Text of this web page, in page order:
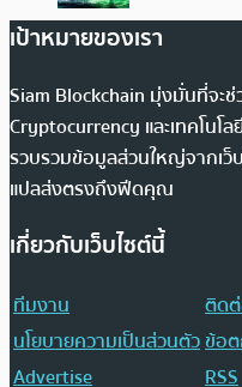
เป้าหมายของเรา
Siam Blockchain มุ่งมั่นที่จะ
Cryptocurrency และเทคโนโ
รวบรวมข้อมูลส่วนใหญ่จากเว็
แปลส่งตรงถึงฟีดคุณ
เกี่ยวกับเว็บไซต์นี้
ทีมงาน
ติดต่
นโยบายความเป็นส่วนตัวข้อต
Advertise
RSS